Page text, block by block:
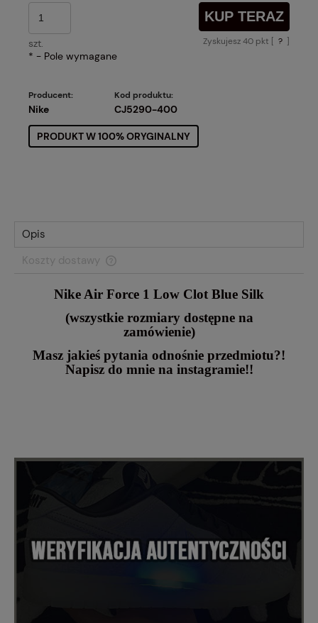
szt.
KUP TERAZ
Zyskujesz40 pkt [ ? ]
* - Pole wymagane
Producent:
Nike
Kod produktu:
CJ5290-400
PRODUKT W 100% ORYGINALNY
Opis
Koszty dostawy
Cena nie zawiera ewentualnych kosztów płatności
Nike Air Force 1 Low Clot Blue Silk
(wszystkie rozmiary dostępne na
zamówienie)
Masz jakieś pytania odnośnie przedmiotu?!
Napisz do mnie na instagramie!!